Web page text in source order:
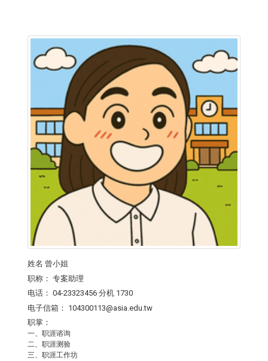
姓名 曾小姐
职称： 专案助理
电话： 04-23323456 分机 1730
电子信箱： 104300113@asia.edu.tw
职掌：
一、职涯谘询
二、职涯测验
三、职涯工作坊